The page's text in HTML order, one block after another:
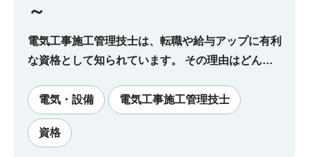
～
電気工事施工管理技士は、転職や給与アップに有利
な資格として知られています。 その理由はどんな
理技士の資格内容や仕事内容について解説します。
電気・設備 電気工事施工管理技士
資格